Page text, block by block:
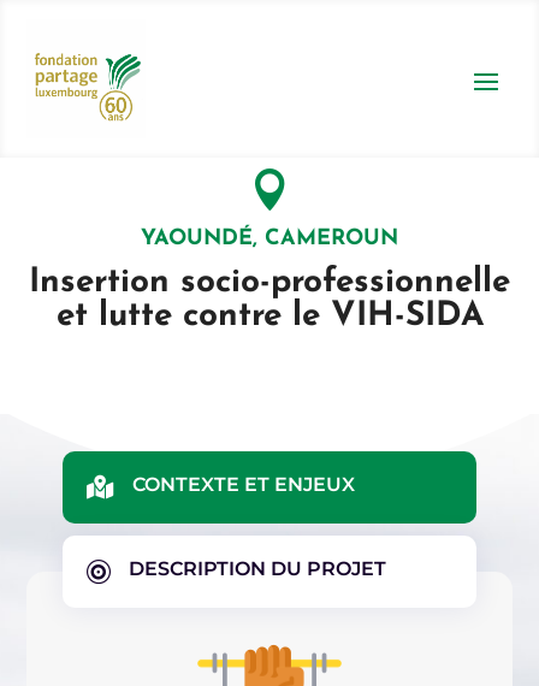

YAOUNDÉ, CAMEROUN
Insertion socio-professionnelle
et lutte contre le VIH-SIDA
 CONTEXTE ET ENJEUX
 DESCRIPTION DU PROJET